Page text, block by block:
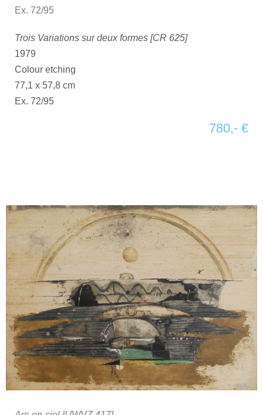
Ex. 72/95
Trois Variations sur deux formes [CR 625]
1979
Colour etching
77,1 x 57,8 cm
Ex. 72/95
780,- €